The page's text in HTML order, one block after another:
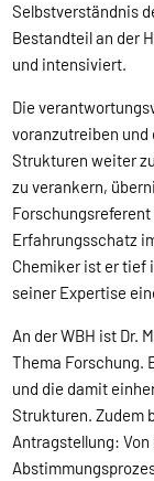
Selbstverständnis
Bestandteil an der
und intensiviert.
Die
voranzutreiben und
Strukturen weiter
zu verankern,
Erfahrungsschatz
Chemiker ist er tief
seiner Expertise
An der WBH ist Dr.
Thema Forschung.
und die damit
Strukturen. Zudem
Antragstellung: